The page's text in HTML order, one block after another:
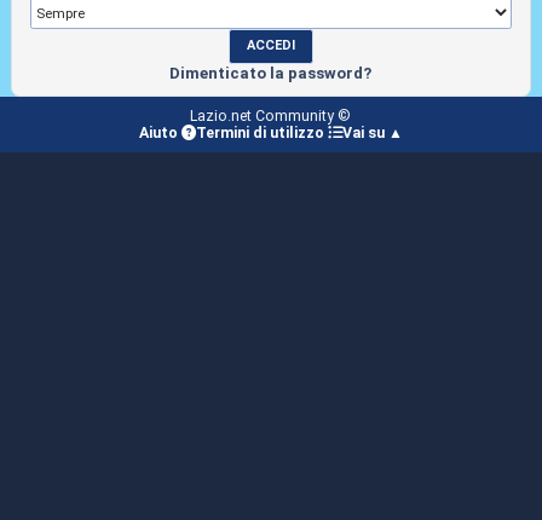
Dimenticato la password?
Lazio.net Community ©
Aiuto
Termini di utilizzo Vai su ▲